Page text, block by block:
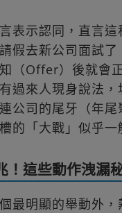
表示認同，直言
假去新公司面試
（Offer）後就會
過來人現身說法
公司的尾牙（年
的「大戰」似乎一
！這些動作洩漏
最明顯的舉動外